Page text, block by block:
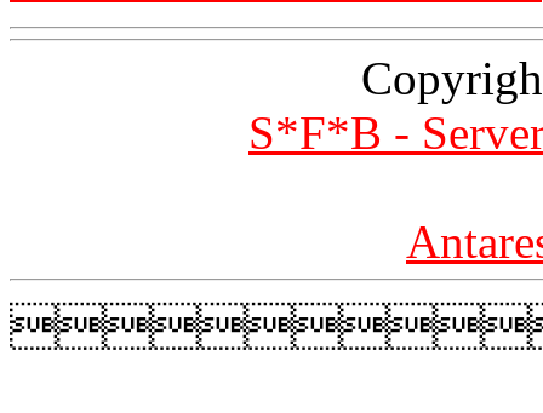
S*F*B -